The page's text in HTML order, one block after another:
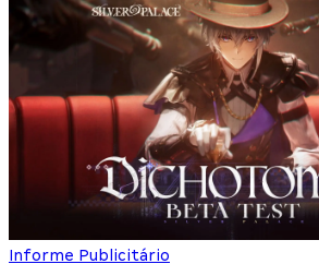
Informe Publicitário